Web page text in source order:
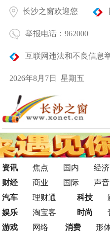
长沙之窗欢迎您
举报电话：962000
互联网违法和不良信息
2026年8月7日 星期五
资讯 焦点 国内 经济
财经
商业 国际 声音
汽车
理财通
娱乐
淘宝客
科技
时尚
游戏
网络
消费
形